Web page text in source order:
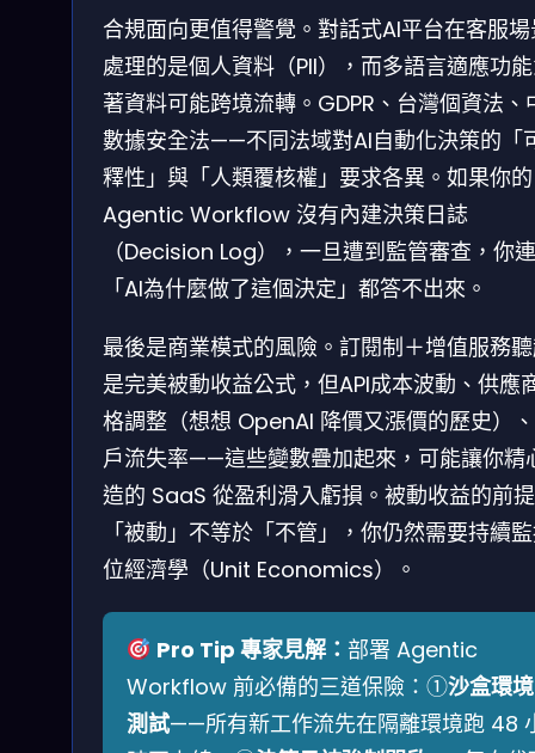
合規面向更值得警覺。對話式AI平台在客服
處理的是個人資料（PII），而多語言適應功
著資料可能跨境流轉。GDPR、台灣個資法、
數據安全法——不同法域對AI自動化決策的「
釋性」與「人類覆核權」要求各異。如果你的
Agentic Workflow 沒有內建決策日誌
（Decision Log），一旦遭到監管審查，你連
「AI為什麼做了這個決定」都答不出來。
最後是商業模式的風險。訂閱制＋增值服務
是完美被動收益公式，但API成本波動、供應
格調整（想想 OpenAI 降價又漲價的歷史）
戶流失率——這些變數疊加起來，可能讓你精
造的 SaaS 從盈利滑入虧損。被動收益的前
「被動」不等於「不管」，你仍然需要持續
位經濟學（Unit Economics）。
Pro Tip 專家見解： 部署 Agentic
Workflow 前必備的三道保險：①沙盒環境
測試——所有新工作流先在隔離環境跑 48